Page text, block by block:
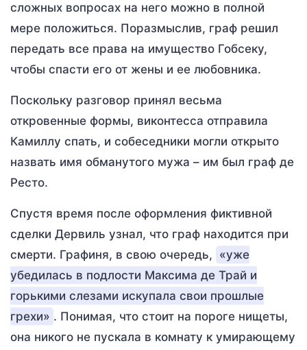
сложных вопросах на него можно в полной
мере положиться. Поразмыслив, граф решил
передать все права на имущество Гобсеку,
чтобы спасти его от жены и ее любовника.
Поскольку разговор принял весьма
откровенные формы, виконтесса отправила
Камиллу спать, и собеседники могли открыто
назвать имя обманутого мужа – им был граф де
Ресто.
Спустя время после оформления фиктивной
сделки Дервиль узнал, что граф находится при
смерти. Графиня, в свою очередь, «уже
убедилась в подлости Максима де Трай и
горькими слезами искупала свои прошлые
грехи» . Понимая, что стоит на пороге нищеты,
она никого не пускала в комнату к умирающему